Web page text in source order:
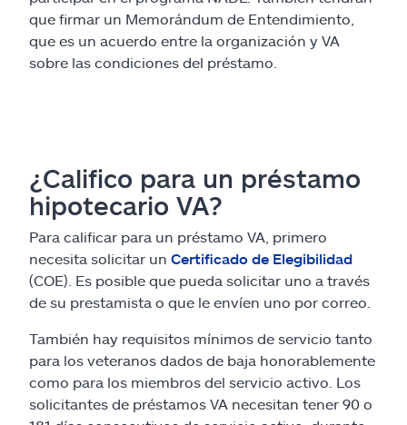
que firmar un Memorándum de Entendimiento,
que es un acuerdo entre la organización y VA
sobre las condiciones del préstamo.
¿Califico para un préstamo
hipotecario VA?
Para calificar para un préstamo VA, primero
necesita solicitar un Certificado de Elegibilidad
(COE). Es posible que pueda solicitar uno a través
de su prestamista o que le envíen uno por correo.
También hay requisitos mínimos de servicio tanto
para los veteranos dados de baja honorablemente
como para los miembros del servicio activo. Los
solicitantes de préstamos VA necesitan tener 90 o